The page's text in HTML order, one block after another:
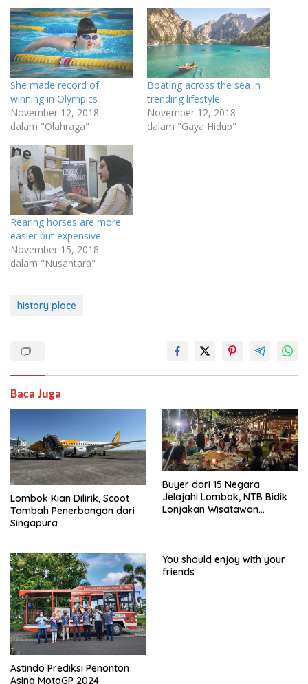
She made record of
winning in Olympics
November 12, 2018
dalam "Olahraga"
Boating across the sea in
trending lifestyle
November 12, 2018
dalam "Gaya Hidup"
Rearing horses are more
easier but expensive
November 15, 2018
dalam "Nusantara"
history place
Baca Juga
Lombok Kian Dilirik, Scoot
Tambah Penerbangan dari
Singapura
Buyer dari 15 Negara
Jelajahi Lombok, NTB Bidik
Lonjakan Wisatawan
Astindo Prediksi Penonton
Asing MotoGP 2024
You should enjoy with your
friends